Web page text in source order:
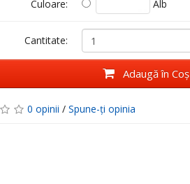
Culoare: Alb
Cantitate:
Adaugă în Coş
0 opinii / Spune-ţi opinia